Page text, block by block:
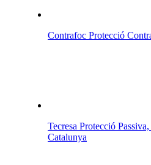
Contrafoc Protecció
Tecresa Protecció
Catalunya